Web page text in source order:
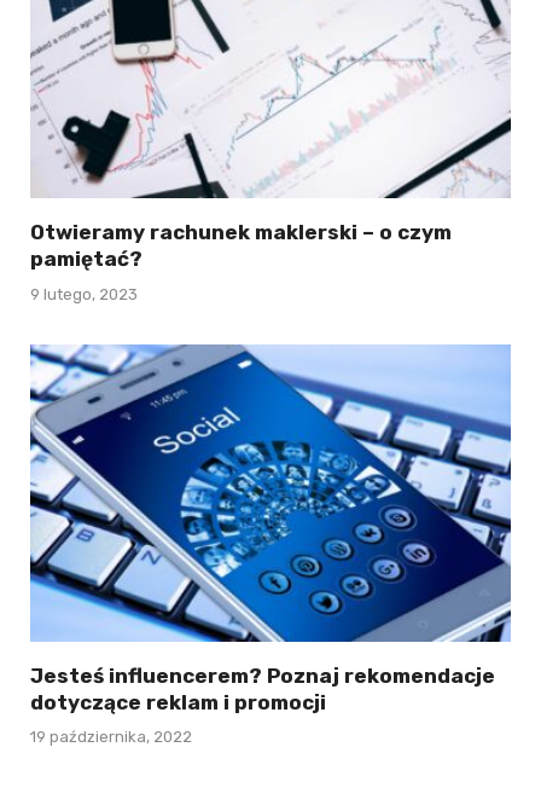
Otwieramy rachunek maklerski – o czym
pamiętać?
9 lutego, 2023
Jesteś influencerem? Poznaj rekomendacje
dotyczące reklam i promocji
19 października, 2022